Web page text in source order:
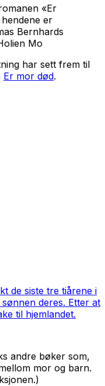
«Er
er
Bernhards
Mo
har sett frem til
Er mor død.
de siste tre tiårene i
deres. Etter at
til hjemlandet.
andre bøker som,
mor og barn.